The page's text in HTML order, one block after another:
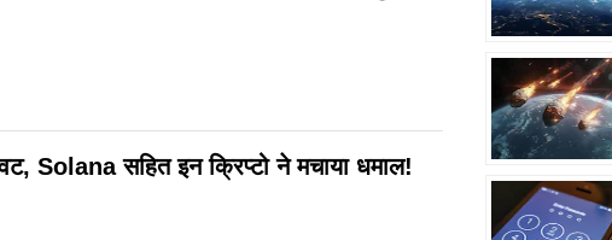
Solana सहित इन क्रिप्टो ने मचाया धमाल!